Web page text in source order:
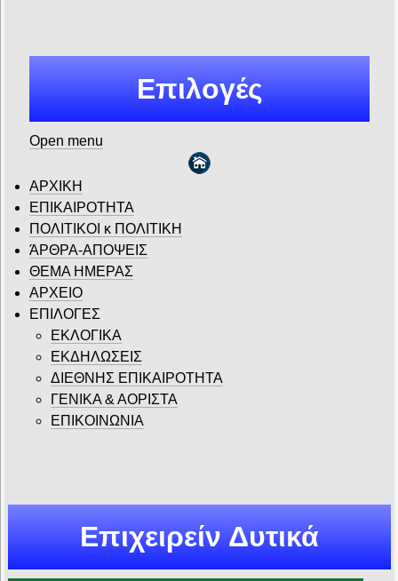
Επιλογές
Open menu
ΑΡΧΙΚΗ
ΕΠΙΚΑΙΡΟΤΗΤΑ
ΠΟΛΙΤΙΚΟΙ κ ΠΟΛΙΤΙΚΗ
ΆΡΘΡΑ-ΑΠΟΨΕΙΣ
ΘΕΜΑ ΗΜΕΡΑΣ
ΑΡΧΕΙΟ
ΕΠΙΛΟΓΕΣ
ΕΚΛΟΓΙΚΑ
ΕΚΔΗΛΩΣΕΙΣ
ΔΙΕΘΝΗΣ ΕΠΙΚΑΙΡΟΤΗΤΑ
ΓΕΝΙΚΑ & ΑΟΡΙΣΤΑ
ΕΠΙΚΟΙΝΩΝΙΑ
Επιχειρείν Δυτικά